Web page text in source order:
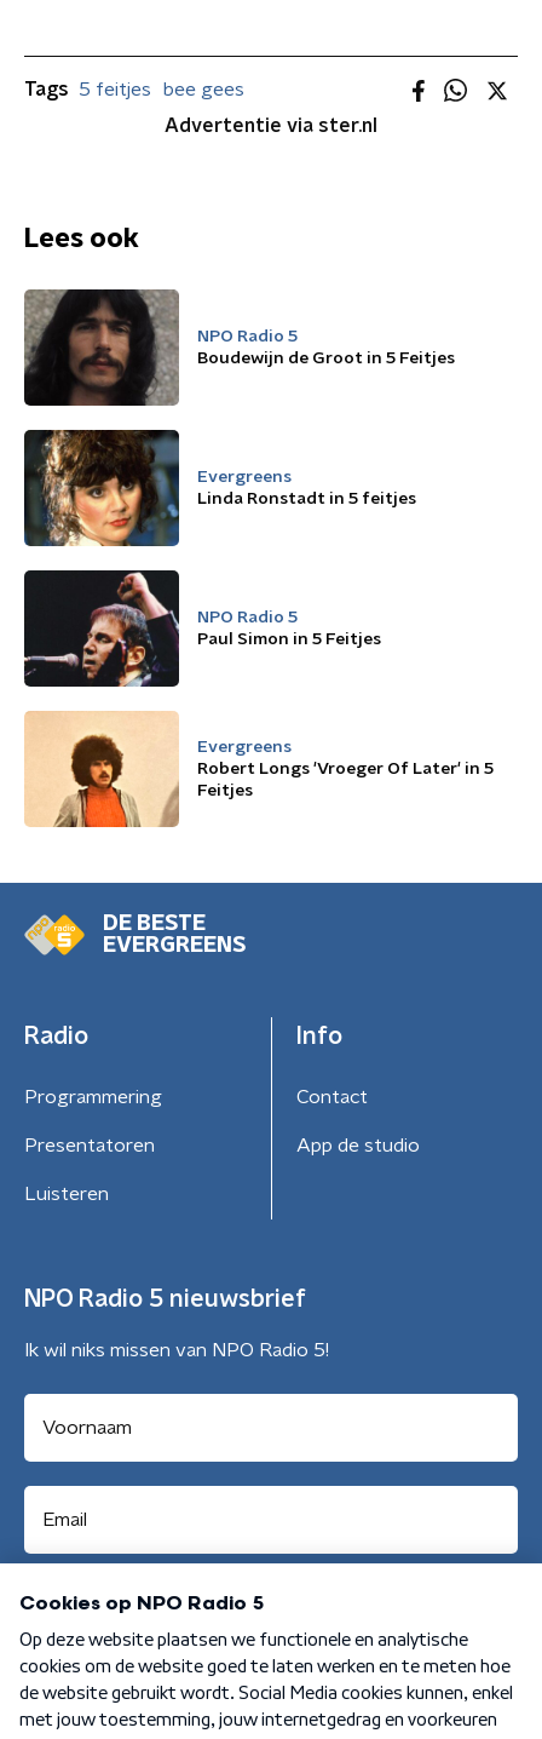
Tags 5 feitjes
bee gees
Advertentie via ster.nl
Lees ook
NPO Radio 5
Boudewijn de Groot in 5 Feitjes
Evergreens
Linda Ronstadt in 5 feitjes
NPO Radio 5
Paul Simon in 5 Feitjes
Evergreens
Robert Longs 'Vroeger Of Later' in 5
Feitjes
DE BESTE
EVERGREENS
Radio
Programmering
Presentatoren
Luisteren
Info
Contact
App de studio
NPO Radio 5 nieuwsbrief
Ik wil niks missen van NPO Radio 5!
Aanmelden
Algemene voorwaarden